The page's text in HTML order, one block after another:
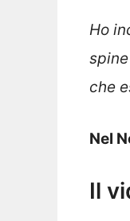
Ho
che
Nel
Il